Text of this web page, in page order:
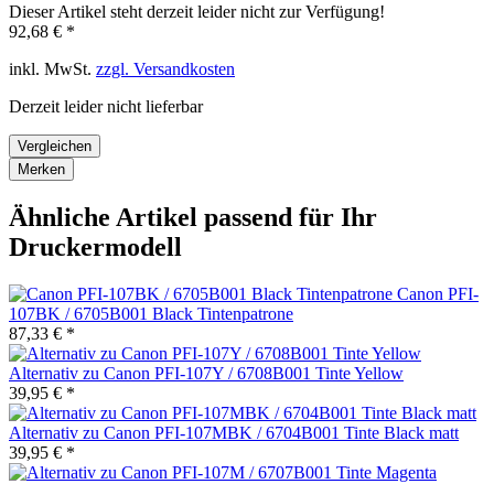
Dieser Artikel steht derzeit leider nicht zur Verfügung!
92,68 € *
inkl. MwSt. zzgl. Versandkosten
Derzeit leider nicht lieferbar
Vergleichen
Merken
Ähnliche Artikel passend für Ihr
Druckermodell
Canon PFI-
107BK / 6705B001 Black Tintenpatrone
87,33 € *
Alternativ zu Canon PFI-107Y / 6708B001 Tinte Yellow
39,95 € *
Alternativ zu Canon PFI-107MBK / 6704B001 Tinte Black matt
39,95 € *